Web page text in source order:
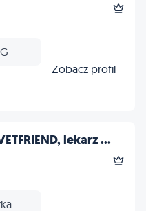
Zobacz profil
lekarz ...